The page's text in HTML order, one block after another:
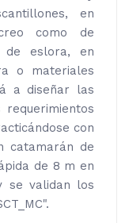
en
como de
eslora, en
o materiales
a diseñar las
con
catamarán de
de 8 m en
se validan los